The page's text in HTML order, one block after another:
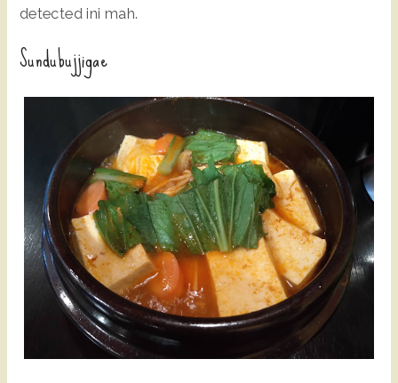
detected ini mah.
Sundubujjigae